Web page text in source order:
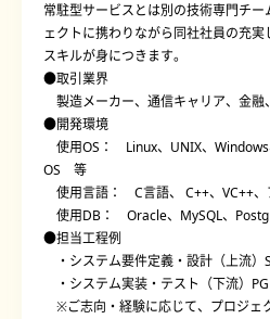
常駐型サービスとは別の技術専門チ
ェクトに携わりながら同社社員の充
スキルが身につきます。
●取引業界
製造メーカー、通信キャリア、金
●開発環境
使用OS： Linux、UNIX、Windows
OS 等
使用言語： C言語、 C++、VC++
使用DB： Oracle、MySQL、
●担当工程例
・システム要件定義・設計（上流）
・システム実装・テスト（下流）PG
※ご志向・経験に応じて、プロジェ